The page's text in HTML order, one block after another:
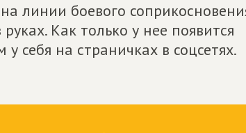
линии боевого
Как только у нее появится
себя на страничках в соцсетях.